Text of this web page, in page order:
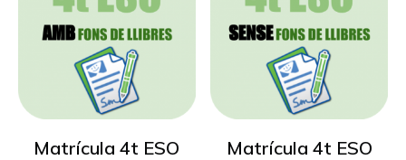
Matrícula 4t ESO
Matrícula 4t ESO